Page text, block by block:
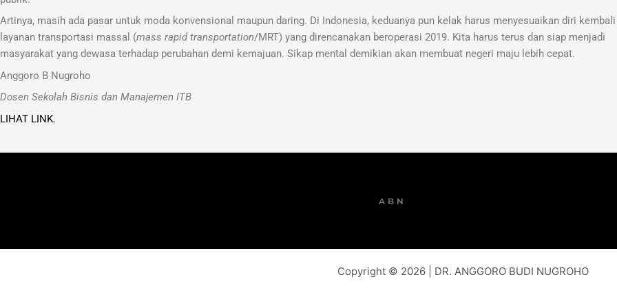
Artinya, masih ada pasar untuk moda konvensional maupun daring. Di Indonesia, keduanya pun kelak harus menyesuaikan diri
layanan transportasi massal (mass rapid transportation/MRT) yang direncanakan beroperasi 2019. Kita harus terus dan siap menjadi
masyarakat yang dewasa terhadap perubahan demi kemajuan. Sikap mental demikian akan membuat negeri maju lebih cepat.
Anggoro B Nugroho
Dosen Sekolah Bisnis dan Manajemen ITB
LIHAT LINK.
ABN
Copyright © 2026 | DR. ANGGORO BUDI NUGROHO